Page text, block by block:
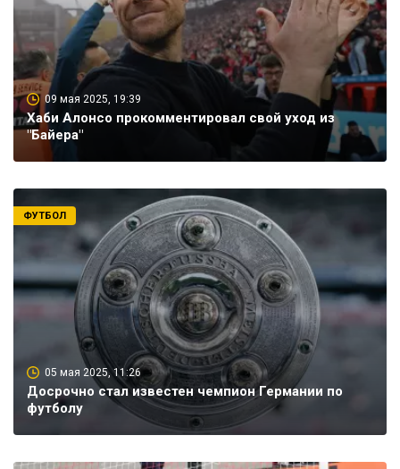
09 мая 2025, 19:39
Хаби Алонсо прокомментировал свой уход из
"Байера"
05 мая 2025, 11:26
Досрочно стал известен чемпион Германии по
футболу
ФУТБОЛ